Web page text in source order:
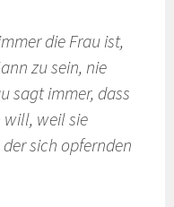
die Frau ist,
zu sein, nie
sagt immer, dass
will, weil sie
sich opfernden